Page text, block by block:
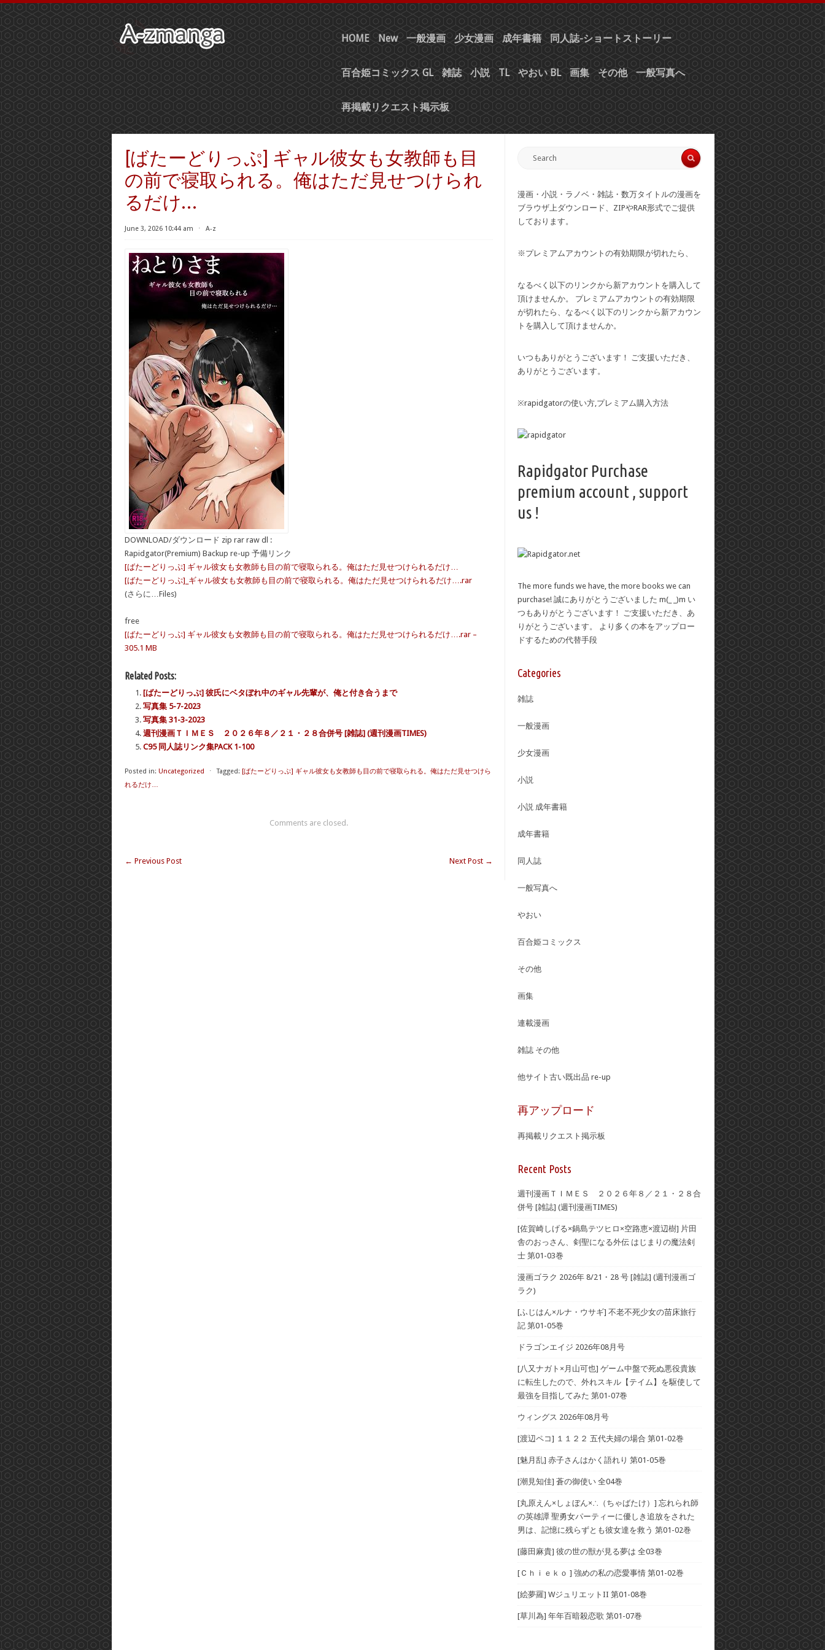
HOME New 一般漫画 少女漫画 成年書籍 同人誌-ショートストーリー
百合姫コミックス GL 雑誌 小説 TL やおい BL 画集 その他 一般写真へ
再掲載リクエスト掲示板
[ばたーどりっぷ] ギャル彼女も女教師も目
の前で寝取られる。俺はただ見せつけられ
るだけ…
June 3, 2026 10:44 am ⋅ A-z
DOWNLOAD/ダウンロード zip rar raw dl :
Rapidgator(Premium) Backup re-up 予備リンク
[ばたーどりっぷ] ギャル彼女も女教師も目の前で寝取られる。俺はただ見せつけられるだけ…
[ばたーどりっぷ]_ギャル彼女も女教師も目の前で寝取られる。俺はただ見せつけられるだけ….rar
(さらに…Files)
free
[ばたーどりっぷ] ギャル彼女も女教師も目の前で寝取られる。俺はただ見せつけられるだけ….rar –
305.1 MB
Related Posts:
[ばたーどりっぷ] 彼氏にベタぼれ中のギャル先輩が、俺と付き合うまで
写真集 5-7-2023
写真集 31-3-2023
週刊漫画ＴＩＭＥＳ ２０２６年８／２１・２８合併号 [雑誌] (週刊漫画TIMES)
C95 同人誌リンク集PACK 1-100
Posted in: Uncategorized ⋅ Tagged: [ばたーどりっぷ] ギャル彼女も女教師も目の前で寝取られる。俺はただ見せつけら
れるだけ…
Comments are closed.
← Previous Post Next Post →
漫画・小説・ラノベ・雑誌・数万タイトルの漫画を
ブラウザ上ダウンロード、ZIPやRAR形式でご提供
しております。
※プレミアムアカウントの有効期限が切れたら、
なるべく以下のリンクから新アカウントを購入して
頂けませんか。 プレミアムアカウントの有効期限
が切れたら、なるべく以下のリンクから新アカウン
トを購入して頂けませんか。
いつもありがとうございます！ ご支援いただき、
ありがとうございます。
※rapidgatorの使い方,プレミアム購入方法
Rapidgator Purchase
premium account , support
us !
The more funds we have, the more books we can
purchase! 誠にありがとうございました m(_ _)m い
つもありがとうございます！ ご支援いただき、あ
りがとうございます。 より多くの本をアップロー
ドするための代替手段
Categories
雑誌
一般漫画
少女漫画
小説
小説 成年書籍
成年書籍
同人誌
一般写真へ
やおい
百合姫コミックス
その他
画集
連載漫画
雑誌 その他
他サイト古い既出品 re-up
再アップロード
再掲載リクエスト掲示板
Recent Posts
週刊漫画ＴＩＭＥＳ ２０２６年８／２１・２８合
併号 [雑誌] (週刊漫画TIMES)
[佐賀崎しげる×鍋島テツヒロ×空路恵×渡辺樹] 片田
舎のおっさん、剣聖になる外伝 はじまりの魔法剣
士 第01-03巻
漫画ゴラク 2026年 8/21・28 号 [雑誌] (週刊漫画ゴ
ラク)
[ふじはん×ルナ・ウサギ] 不老不死少女の苗床旅行
記 第01-05巻
ドラゴンエイジ 2026年08月号
[八又ナガト×月山可也] ゲーム中盤で死ぬ悪役貴族
に転生したので、外れスキル【テイム】を駆使して
最強を目指してみた 第01-07巻
ウィングス 2026年08月号
[渡辺ペコ] １１２２ 五代夫婦の場合 第01-02巻
[魅月乱] 赤子さんはかく語れり 第01-05巻
[潮見知佳] 蒼の御使い 全04巻
[丸原えん×しょぼん×∴（ちゃばたけ）] 忘れられ師
の英雄譚 聖勇女パーティーに優しき追放をされた
男は、記憶に残らずとも彼女達を救う 第01-02巻
[藤田麻貴] 彼の世の獣が見る夢は 全03巻
[Ｃｈｉｅｋｏ ] 強めの私の恋愛事情 第01-02巻
[絵夢羅] WジュリエットII 第01-08巻
[草川為] 年年百暗殺恋歌 第01-07巻